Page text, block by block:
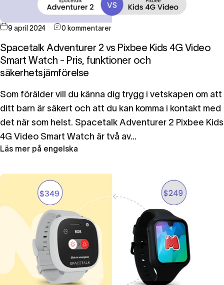
9 april 2024 0 kommentarer
Spacetalk Adventurer 2 vs Pixbee Kids 4G Video
Smart Watch - Pris, funktioner och
säkerhetsjämförelse
Som förälder vill du känna dig trygg i vetskapen om att
ditt barn är säkert och att du kan komma i kontakt med
det när som helst. Spacetalk Adventurer 2 Pixbee Kids
4G Video Smart Watch är två av...
Läs mer på engelska